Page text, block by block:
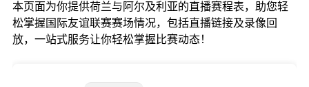
本页面为你提供荷兰与阿尔及利亚的直播赛程表，助您轻
松掌握国际友谊联赛赛场情况，包括直播链接及录像回
放，一站式服务让你轻松掌握比赛动态！